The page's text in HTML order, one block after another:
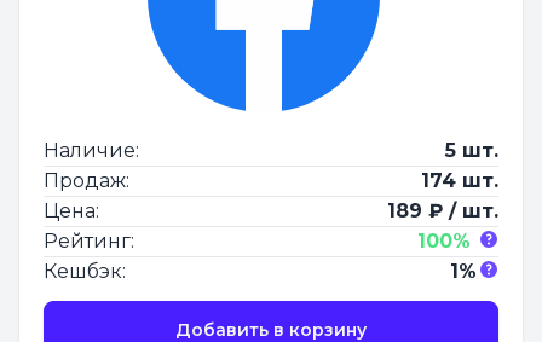
Наличие:
5 шт.
Продаж:
174 шт.
Цена:
189 ₽ / шт.
Рейтинг:
100%
Кешбэк:
1%
Добавить в корзину